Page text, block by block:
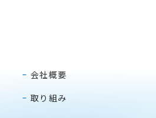
会社概要
取り組み